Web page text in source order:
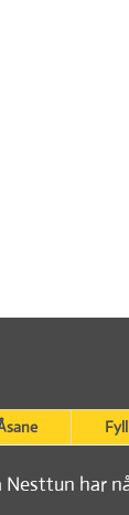
Nesttun har